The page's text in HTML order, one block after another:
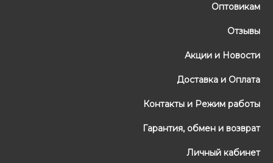
Оптовикам
Отзывы
Акции и Новости
Доставка и Оплата
Контакты и Режим работы
Гарантия, обмен и возврат
Личный кабинет